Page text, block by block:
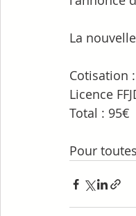
La
Cotisation
Licence
Total : 95€
Pour